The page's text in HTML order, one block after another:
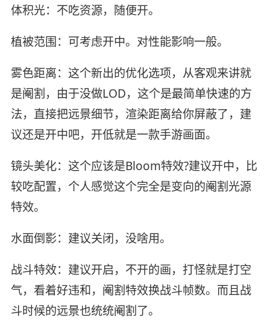
体积光：不吃资源，随便开。
植被范围：可考虑开中。对性能影响一般。
雾色距离：这个新出的优化选项，从客观来讲就
是阉割，由于没做LOD，这个是最简单快速的方
法，直接把远景细节，渲染距离给你屏蔽了，建
议还是开中吧，开低就是一款手游画面。
镜头美化：这个应该是Bloom特效?建议开中，比
较吃配置，个人感觉这个完全是变向的阉割光源
特效。
水面倒影：建议关闭，没啥用。
战斗特效：建议开启，不开的画，打怪就是打空
气，看着好违和，阉割特效换战斗帧数。而且战
斗时候的远景也统统阉割了。